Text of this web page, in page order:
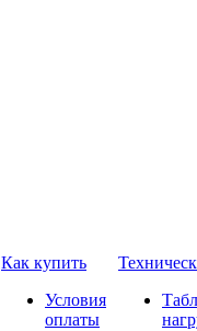
Как купить
Условия
оплаты